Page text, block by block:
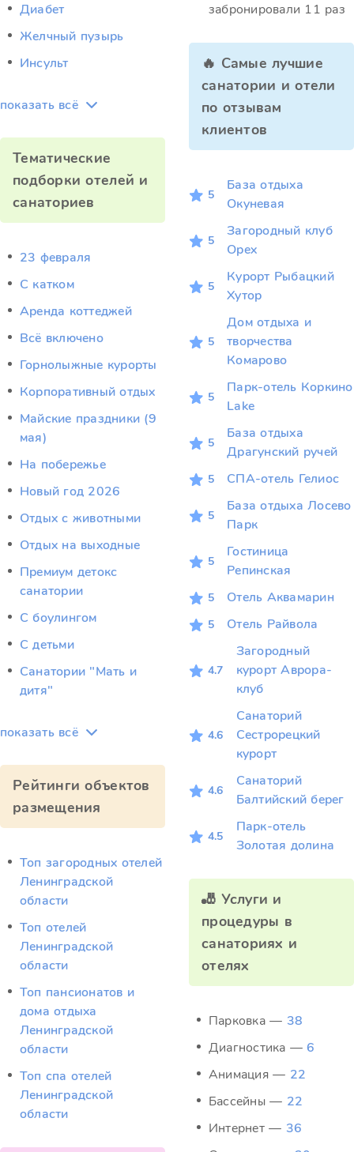
Диабет
Желчный пузырь
Инсульт
показать всё
Тематические
подборки отелей и
санаториев
23 февраля
C катком
Аренда коттеджей
Всё включено
Горнолыжные курорты
Корпоративный отдых
Майские праздники (9
мая)
На побережье
Новый год 2026
Отдых c животными
Отдых на выходные
Премиум детокс
санатории
С боулингом
С детьми
Санатории "Мать и
дитя"
показать всё
Рейтинги объектов
размещения
Топ загородных отелей
Ленинградской
области
Топ отелей
Ленинградской
области
Топ пансионатов и
дома отдыха
Ленинградской
области
Топ спа отелей
Ленинградской
области
забронировали 11 раз
🔥 Самые лучшие
санатории и отели
по отзывам
клиентов
5
База отдыха
Окуневая
5
Загородный клуб
Орех
5
Курорт Рыбацкий
Хутор
5
Дом отдыха и
творчества
Комарово
5
Парк-отель Коркино
Lake
5
База отдыха
Драгунский ручей
5 СПА-отель Гелиос
5
База отдыха Лосево
Парк
5
Гостиница
Репинская
5 Отель Аквамарин
5 Отель Райвола
4.7
Загородный
курорт Аврора-
клуб
4.6
Санаторий
Сестрорецкий
курорт
4.6
Санаторий
Балтийский берег
4.5
Парк-отель
Золотая долина
🎳 Услуги и
процедуры в
санаториях и
отелях
Парковка — 38
Диагностика —6
Анимация — 22
Бассейны — 22
Интернет — 36